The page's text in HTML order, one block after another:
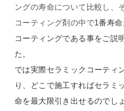
ングの寿命について比較し、
コーティング剤の中で1番寿
コーティングである事をご説
た。
では実際セラミックコーティ
り、どこで施工すればセラミ
命を最大限引き出せるのでし